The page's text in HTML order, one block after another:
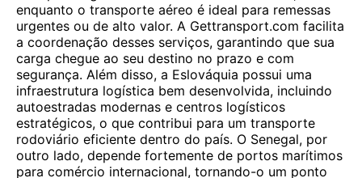
enquanto o transporte aéreo é ideal para remessas
urgentes ou de alto valor. A Gettransport.com facilita
a coordenação desses serviços, garantindo que sua
carga chegue ao seu destino no prazo e com
segurança. Além disso, a Eslováquia possui uma
infraestrutura logística bem desenvolvida, incluindo
autoestradas modernas e centros logísticos
estratégicos, o que contribui para um transporte
rodoviário eficiente dentro do país. O Senegal, por
outro lado, depende fortemente de portos marítimos
para comércio internacional, tornando-o um ponto